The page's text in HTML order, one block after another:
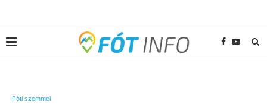
Fóti szemmel